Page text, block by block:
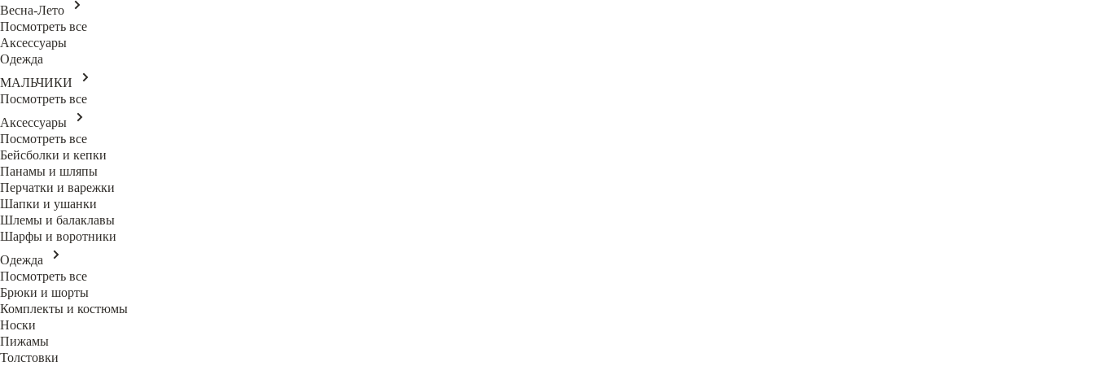
Весна-Лето
Посмотреть все
Аксессуары
Одежда
МАЛЬЧИКИ
Посмотреть все
Аксессуары
Посмотреть все
Бейсболки и кепки
Панамы и шляпы
Перчатки и варежки
Шапки и ушанки
Шлемы и балаклавы
Шарфы и воротники
Одежда
Посмотреть все
Брюки и шорты
Комплекты и костюмы
Носки
Пижамы
Толстовки